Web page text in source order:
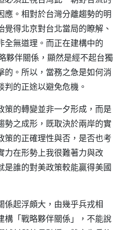
應。相對於台灣分離趨勢的明
得北京對台北當局的瞭解、
全無道理。而正在建構中的
夥伴關係，顯然是經不起台獨
的。所以，當務之急是如何消
判的正途以避免危機。
策的轉變並非一夕形成，而是
勢之成形，既取決於兩岸的實
策的正確理性與否，是否也考
力在形勢上我很難著力與改
是誰的對美政策較能贏得美國
係起浮頗大，由幾乎兵戎相
構「戰略夥伴關係」，不能說